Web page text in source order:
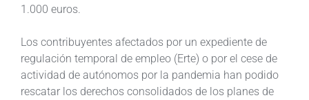
1.000 euros.
Los contribuyentes afectados por un expediente de
regulación temporal de empleo (Erte) o por el cese de
actividad de autónomos por la pandemia han podido
rescatar los derechos consolidados de los planes de